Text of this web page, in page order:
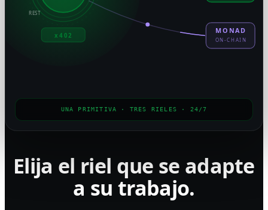
MONAD
ON-CHAIN
x402
REST
UNA PRIMITIVA · TRES RIELES · 24/7
Elija el riel que se adapte
a su trabajo.